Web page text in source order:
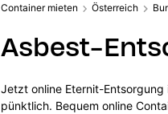
Container mieten Österreich
Asbest-
Jetzt online Eternit-
pünktlich. Bequem online